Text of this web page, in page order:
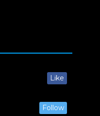
Like
Follow